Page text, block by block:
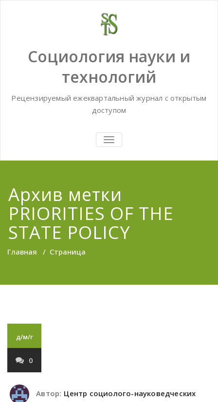
Социология науки и
технологий
Рецензируемый ежеквартальный журнал с открытым
доступом
TOGGLE
NAVIGATION
Архив метки
PRIORITIES OF THE
STATE POLICY
Главная / Страница
д/м/г
0
Автор: Центр социолого-науковедческих